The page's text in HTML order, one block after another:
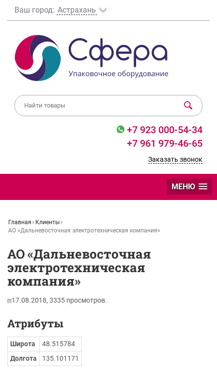
Ваш город: Астрахань
+7 923 000-54-34
+7 961 979-46-65
Заказать звонок
МЕНЮ
Главная
Клиенты
АО «Дальневосточная электротехническая компания»
АО «Дальневосточная
электротехническая
компания»
17.08.2018, 3335 просмотров.
Атрибуты
Широта
48.515784
Долгота
135.101171